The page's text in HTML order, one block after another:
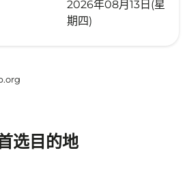
2026年08月13日(星
期四)
选目的地